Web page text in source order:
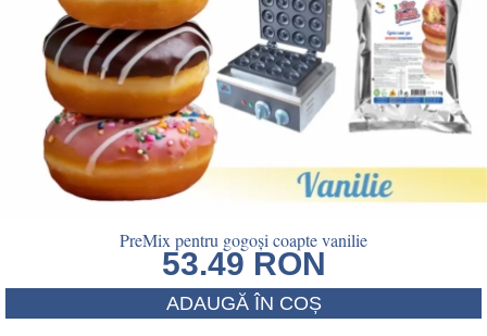
PreMix pentru gogoși coapte vanilie
53.49 RON
ADAUGĂ ÎN COȘ